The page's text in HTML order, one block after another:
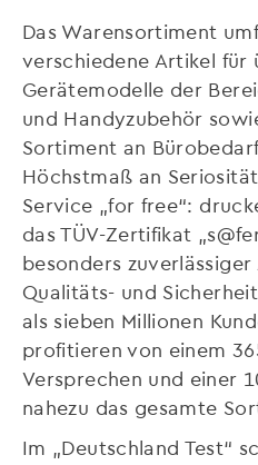
Das Warensortiment
verschiedene Artikel für
Gerätemodelle der
und Handyzubehör
Sortiment an
Höchstmaß an
Service „for free“:
das TÜV-Zertifikat
besonders
Qualitäts- und
als sieben Millionen
profitieren von einem
Versprechen und einer
nahezu das gesamte
Im „Deutschland Test“